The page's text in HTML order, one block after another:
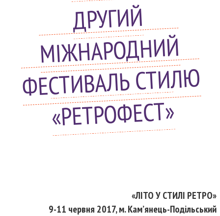
ДРУГИЙ
МІЖНАРОДНИЙ
ФЕСТИВАЛЬ СТИЛЮ
«РЕТРОФЕСТ»
«ЛІТО У СТИЛІ РЕТРО»
9-11 червня 2017, м. Кам’янець-Подільський